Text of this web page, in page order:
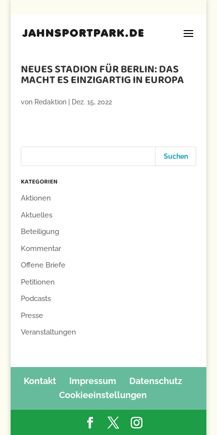
NEUES STADION FÜR BERLIN: DAS
MACHT ES EINZIGARTIG IN EUROPA
von Redaktion| Dez. 15, 2022
KATEGORIEN
Aktionen
Aktuelles
Beteiligung
Kommentar
Offene Briefe
Petitionen
Podcasts
Presse
Veranstaltungen
Kontakt Impressum
Datenschutz
Cookieeinstellungen